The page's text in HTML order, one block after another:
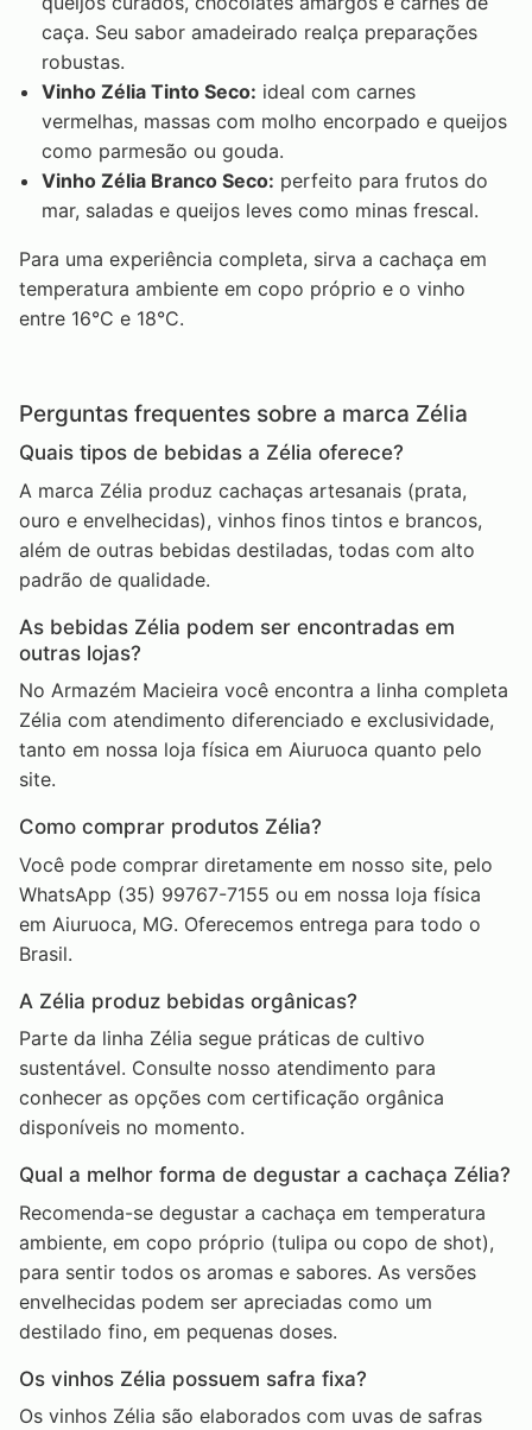
caça. Seu sabor amadeirado realça preparações
robustas.
Vinho Zélia Tinto Seco: ideal com carnes
vermelhas, massas com molho encorpado e queijos
como parmesão ou gouda.
Vinho Zélia Branco Seco: perfeito para frutos do
mar, saladas e queijos leves como minas frescal.
Para uma experiência completa, sirva a cachaça em
temperatura ambiente em copo próprio e o vinho
entre 16°C e 18°C.
Perguntas frequentes sobre a marca Zélia
Quais tipos de bebidas a Zélia oferece?
A marca Zélia produz cachaças artesanais (prata,
ouro e envelhecidas), vinhos finos tintos e brancos,
além de outras bebidas destiladas, todas com alto
padrão de qualidade.
As bebidas Zélia podem ser encontradas em
outras lojas?
No Armazém Macieira você encontra a linha completa
Zélia com atendimento diferenciado e exclusividade,
tanto em nossa loja física em Aiuruoca quanto pelo
site.
Como comprar produtos Zélia?
Você pode comprar diretamente em nosso site, pelo
WhatsApp (35) 99767-7155 ou em nossa loja física
em Aiuruoca, MG. Oferecemos entrega para todo o
Brasil.
A Zélia produz bebidas orgânicas?
Parte da linha Zélia segue práticas de cultivo
sustentável. Consulte nosso atendimento para
conhecer as opções com certificação orgânica
disponíveis no momento.
Qual a melhor forma de degustar a cachaça Zélia?
Recomenda-se degustar a cachaça em temperatura
ambiente, em copo próprio (tulipa ou copo de shot),
para sentir todos os aromas e sabores. As versões
envelhecidas podem ser apreciadas como um
destilado fino, em pequenas doses.
Os vinhos Zélia possuem safra fixa?
Os vinhos Zélia são elaborados com uvas de safras